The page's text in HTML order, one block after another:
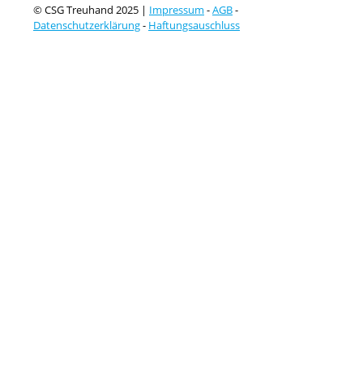
© CSG Treuhand 2025 | Impressum -AGB-
Datenschutzerklärung- Haftungsauschluss